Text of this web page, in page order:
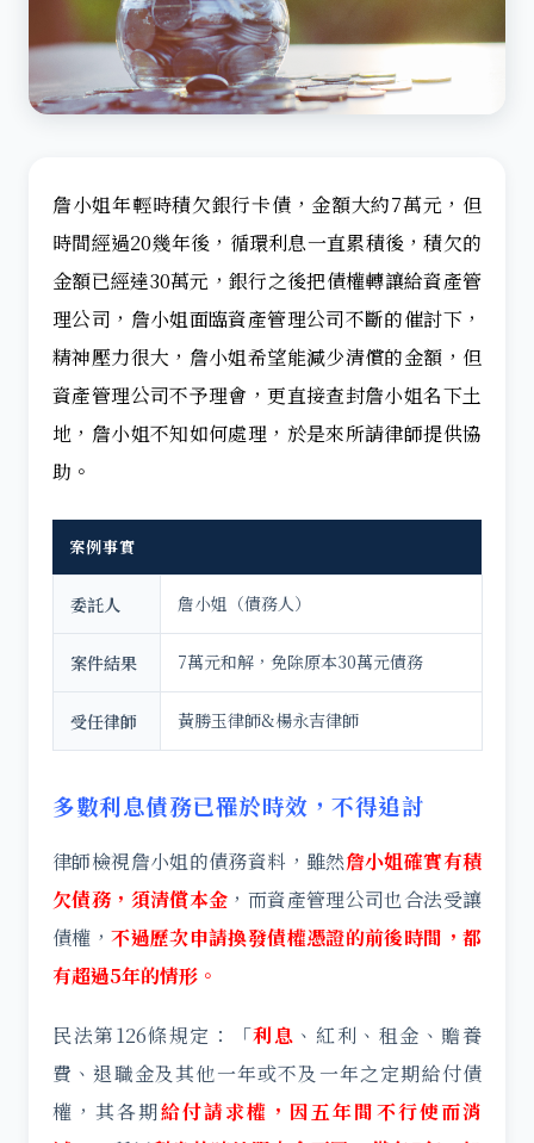
詹小姐年輕時積欠銀行卡債，金額大約7萬元，但
時間經過20幾年後，循環利息一直累積後，積欠的
金額已經達30萬元，銀行之後把債權轉讓給資產管
理公司，詹小姐面臨資產管理公司不斷的催討下，
精神壓力很大，詹小姐希望能減少清償的金額，但
資產管理公司不予理會，更直接查封詹小姐名下土
地，詹小姐不知如何處理，於是來所請律師提供協
助。
案例事實
委託人 詹小姐（債務人）
案件結果 7萬元和解，免除原本30萬元債務
受任律師 黃勝玉律師&楊永吉律師
多數利息債務已罹於時效，不得追討
律師檢視詹小姐的債務資料，雖然詹小姐確實有積
欠債務，須清償本金 ，而資產管理公司也合法受讓
債權，不過歷次申請換發債權憑證的前後時間，都
有超過5年的情形。
民法第126條規定：「利息 、紅利、租金、贍養
費、退職金及其他一年或不及一年之定期給付債
權，其各期給付請求權，因五年間不行使而消